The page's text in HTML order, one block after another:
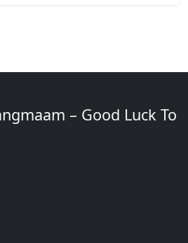
– Good Luck To